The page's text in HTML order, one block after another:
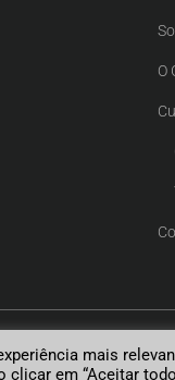
O
mais
em “Aceitar